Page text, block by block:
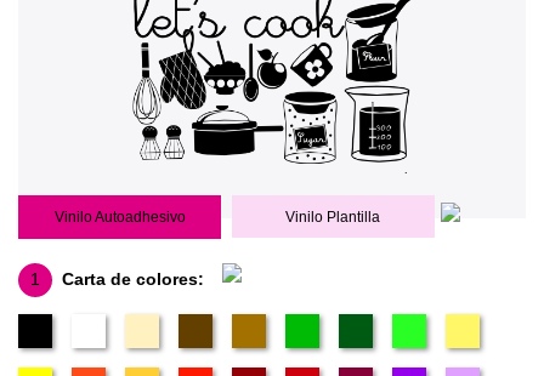
Vinilo Autoadhesivo Vinilo Plantilla
1 Carta de colores: